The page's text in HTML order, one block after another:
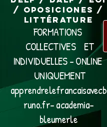
/ Oposiciones /
Littérature
FORMATIONS
COLLECTIVES ET
INDIVIDUELLES - ONLINE
UNIQUEMENT
apprendrelefrancaisavecb
runo.fr- academia-
bleumerle